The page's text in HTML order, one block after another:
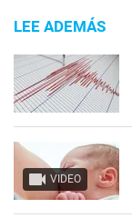
LEE ADEMÁS
VIDEO